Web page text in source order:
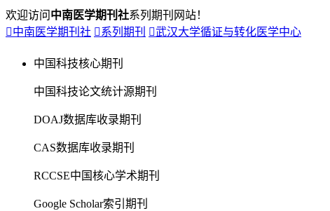
欢迎访问 中南医学期刊社系列期刊网站！
中南医学期刊社 系列期刊 武汉大学循证与转化医学中心
中国科技核心期刊
中国科技论文统计源期刊
DOAJ数据库收录期刊
CAS数据库收录期刊
RCCSE中国核心学术期刊
Google Scholar索引期刊